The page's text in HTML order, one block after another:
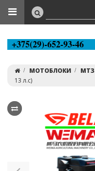
+375(29)-652-93-46
МОТОБЛОКИ МТЗ
13 л.с)
Previous